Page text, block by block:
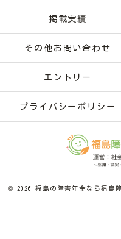
掲載実績
その他お問い合わせ
エントリー
プライバシーポリシー
© 2026 福島の障害年金なら福島障